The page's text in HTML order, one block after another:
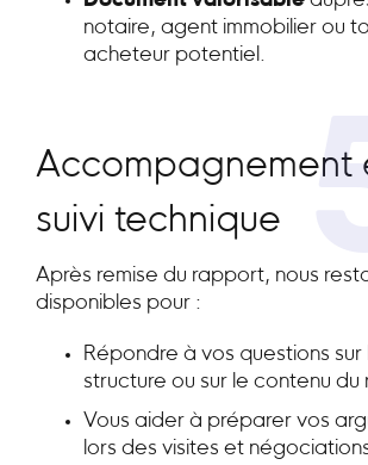
notaire, agent immobilier ou
acheteur potentiel.
Accompagnement
suivi technique
Après remise du rapport, nous
disponibles pour :
Répondre à vos questions sur
structure ou sur le contenu
Vous aider à préparer vos
lors des visites et